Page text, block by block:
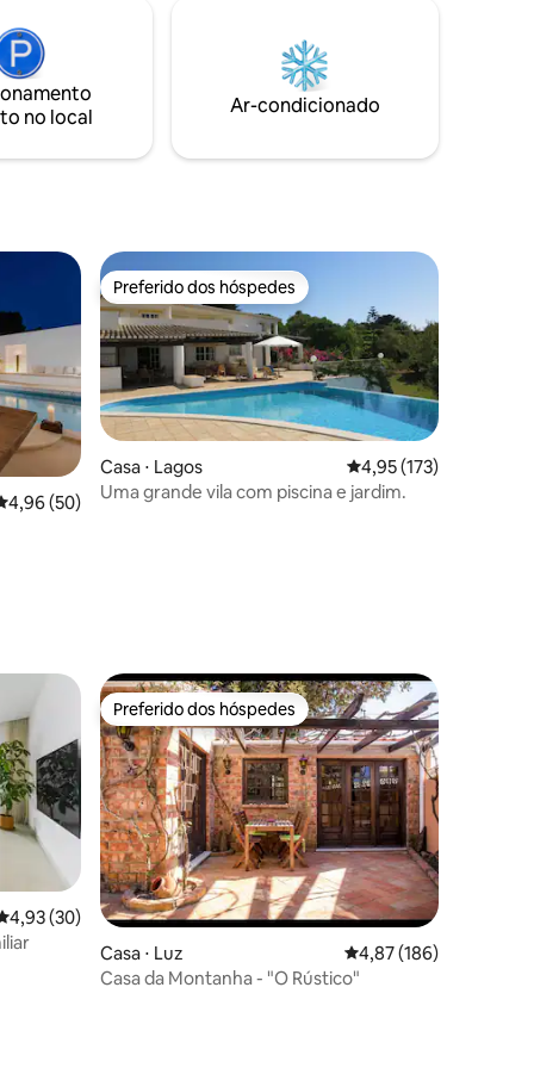
usar
decoração de bom gosto que torna o
espaço acolhedor e visualmente
no local
Ar-condicionado
de uma avaliação média de 5, 50 avaliações
4,96 (50)
Preferido dos hóspedes
Preferido dos hóspedes
Casa ⋅ Lagos 4,95 de uma avaliação
4,95 (173)
Uma grande vila com piscina e jardim.
de uma avaliação média de 5, 30 avaliações
4,93 (30)
Preferido dos hóspedes
Preferido dos hóspedes
Casa ⋅ Luz 4,87 de uma avaliação
4,87 (186)
Casa da Montanha - "O Rústico"